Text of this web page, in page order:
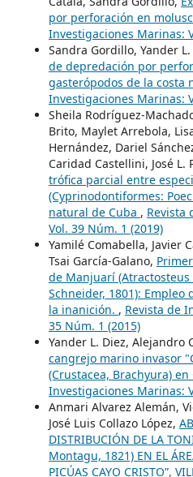
por perforación en
Investigaciones Marinas:
Sandra Gordillo, Yander L.
de depredación por
gasterópodos de la costa
Investigaciones Marinas:
Sheila Rodríguez-
Brito, Maylet Arrebola,
Hernández, Dariel
Caridad Castellini, José L.
trófica parcial entre
(Cyprinodontiformes:
natural de Cuba , Revista
Vol. 39 Núm. 1 (2019)
Yamilé Comabella, Javier
Tsai García-Galano,
de Manjuarí
Schneider, 1801):
la inanición. , Revista de
35 Núm. 1 (2015)
Yander L. Diez, Alejandro
cangrejo marino invasor
(Crustacea, Brachyura) en
Investigaciones Marinas:
Anmari Alvarez Alemán,
José Luis Collazo López,
DISTRIBUCIÓN DE LA
Montagu, 1821) EN EL
PICÚAS CAYO CRISTO”,